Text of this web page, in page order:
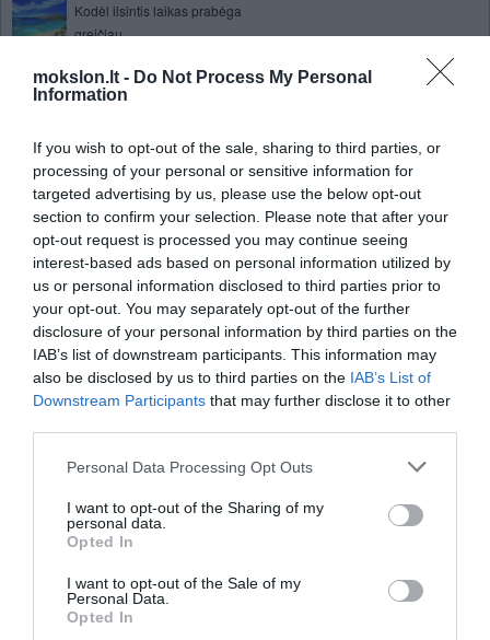
mokslon.lt - Do Not Process My Personal
Information
If you wish to opt-out of the sale, sharing to third parties, or
processing of your personal or sensitive information for
targeted advertising by us, please use the below opt-out
section to confirm your selection. Please note that after your
opt-out request is processed you may continue seeing
interest-based ads based on personal information utilized by
us or personal information disclosed to third parties prior to
your opt-out. You may separately opt-out of the further
disclosure of your personal information by third parties on the
IAB’s list of downstream participants. This information may
also be disclosed by us to third parties on the IAB’s List of
Downstream Participants that may further disclose it to other
Personal Data Processing Opt Outs
I want to opt-out of the Sharing of my
personal data.
Opted In
I want to opt-out of the Sale of my
Personal Data.
Opted In
Kodėl ilsintis laikas prabėga
greičiau
Samsung Slate - pirmasis
planšetinis ir stacionarus
Asmeninių kompiuterių BIOS
greitai bus pakeistas UEFI
Po kelerių metų galėsime filmuoti
sapnus
Kodėl vis labiau panikuojama dėl
asteroidų pavojaus?
Atskleista Japeto paslaptis
M46 - Didysis karinos ūkas
Kaip susidūrimas gali suformuoti
supermasyvią juodąją skylę
Socialinis tinklas Path - naujas
Šiaurės pašvaistė Norvegijoje
Paleontologai iškasė
paslaptingos pabaisos liekanas